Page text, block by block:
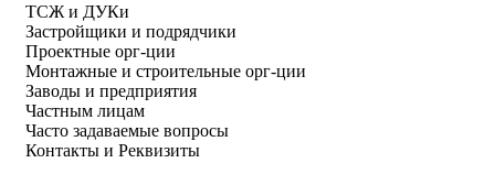
ТСЖ и ДУКи
Застройщики и подрядчики
Проектные орг-ции
Монтажные и строительные орг-ции
Заводы и предприятия
Частным лицам
Часто задаваемые вопросы
Контакты и Реквизиты